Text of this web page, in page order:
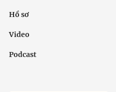
Hồ sơ
Video
Podcast